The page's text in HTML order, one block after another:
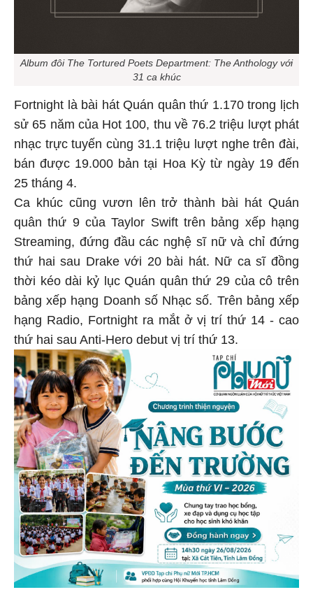
Album đôi The Tortured Poets Department: The Anthology với
31 ca khúc
Fortnight là bài hát Quán quân thứ 1.170 trong lịch
sử 65 năm của Hot 100, thu về 76.2 triệu lượt phát
nhạc trực tuyến cùng 31.1 triệu lượt nghe trên đài,
bán được 19.000 bản tại Hoa Kỳ từ ngày 19 đến
25 tháng 4.
Ca khúc cũng vươn lên trở thành bài hát Quán
quân thứ 9 của Taylor Swift trên bảng xếp hạng
Streaming, đứng đầu các nghệ sĩ nữ và chỉ đứng
thứ hai sau Drake với 20 bài hát. Nữ ca sĩ đồng
thời kéo dài kỷ lục Quán quân thứ 29 của cô trên
bảng xếp hạng Doanh số Nhạc số. Trên bảng xếp
hạng Radio, Fortnight ra mắt ở vị trí thứ 14 - cao
thứ hai sau Anti-Hero debut vị trí thứ 13.